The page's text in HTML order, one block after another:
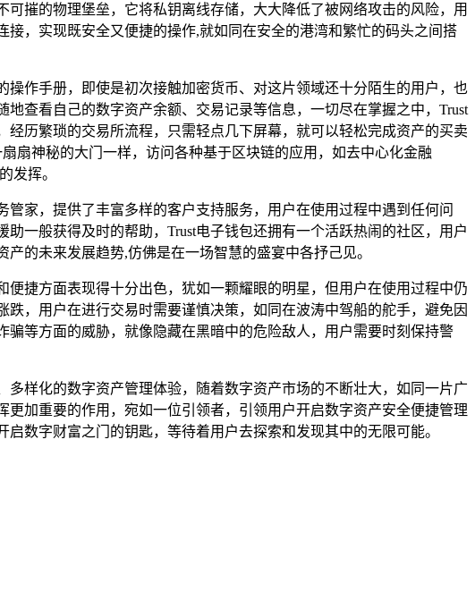
摧的物理堡垒，它将私钥离线存储，大大降低了被网络攻击的风险，用
，实现既安全又便捷的操作,就如同在安全的港湾和繁忙的码头之间搭
作手册，即使是初次接触加密货币、对这片领域还十分陌生的用户，也
查看自己的数字资产余额、交易记录等信息，一切尽在掌握之中，Trust
历繁琐的交易所流程，只需轻点几下屏幕，就可以轻松完成资产的买卖
扇神秘的大门一样，访问各种基于区块链的应用，如去中心化金融
发挥。
家，提供了丰富多样的客户支持服务，用户在使用过程中遇到任何问
一般获得及时的帮助，Trust电子钱包还拥有一个活跃热闹的社区，用户
的未来发展趋势,仿佛是在一场智慧的盛宴中各抒己见。
捷方面表现得十分出色，犹如一颗耀眼的明星，但用户在使用过程中仍
，用户在进行交易时需要谨慎决策，如同在波涛中驾船的舵手，避免因
等方面的威胁，就像隐藏在黑暗中的危险敌人，用户需要时刻保持警
样化的数字资产管理体验，随着数字资产市场的不断壮大，如同一片广
加重要的作用，宛如一位引领者，引领用户开启数字资产安全便捷管理
数字财富之门的钥匙，等待着用户去探索和发现其中的无限可能。